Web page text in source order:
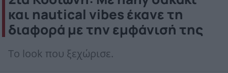
και nautical vibes έκανε τη
διαφορά με την εμφάνισή της
Το look που ξεχώρισε.